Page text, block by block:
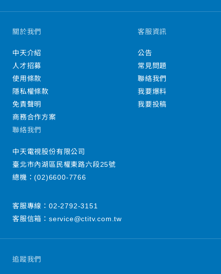
追蹤我們
關於我們
中天介紹
人才招募
使用條款
隱私權條款
免責聲明
商務合作方案
客服資訊
公告
常見問題
聯絡我們
我要爆料
我要投稿
聯絡我們
中天電視股份有限公司
臺北市內湖區民權東路六段25號
總機：(02)6600-7766
客服專線： 02-2792-3151
客服信箱： service@ctitv.com.tw